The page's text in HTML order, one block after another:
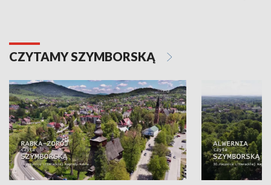
CZYTAMY SZYMBORSKĄ